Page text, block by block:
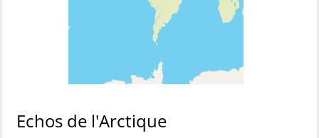
Echos de l'Arctique